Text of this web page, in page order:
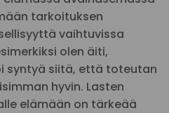
tarkoituksen
vaihtuvissa
olen äiti,
syntyä siitä, että toteutan
hyvin. Lasten
elämään on tärkeää